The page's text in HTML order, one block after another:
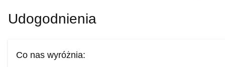
Udogodnienia
Co nas wyróżnia: